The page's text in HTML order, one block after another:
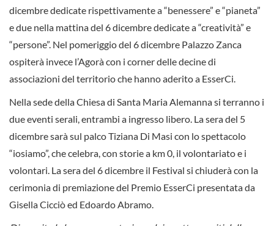
dicembre dedicate rispettivamente a “benessere” e “pianeta”
e due nella mattina del 6 dicembre dedicate a “creatività” e
“persone”. Nel pomeriggio del 6 dicembre Palazzo Zanca
ospiterà invece l’Agorà con i corner delle decine di
associazioni del territorio che hanno aderito a EsserCi.
Nella sede della Chiesa di Santa Maria Alemanna si terranno i
due eventi serali, entrambi a ingresso libero. La sera del 5
dicembre sarà sul palco Tiziana Di Masi con lo spettacolo
“iosiamo”, che celebra, con storie a km 0, il volontariato e i
volontari. La sera del 6 dicembre il Festival si chiuderà con la
cerimonia di premiazione del Premio EsserCi presentata da
Gisella Cicciò ed Edoardo Abramo.